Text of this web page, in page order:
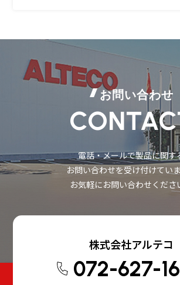
お問い合わせ
電話・メールで製品に関す
お問い合わせを受け付けていま
お気軽にお問い合わせくださ
株式会社アルテコ
072-627-